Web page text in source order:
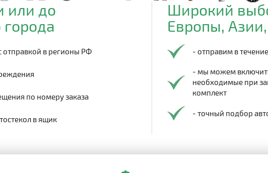
или до
в регионы РФ
по номеру заказа
в ящик
Широкий
Европы,
- отправим в
- мы можем
необходимые при
комплект
- точный подбор